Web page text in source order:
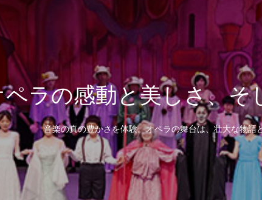
ペラの感動と美しさ、そ
音楽の真の豊かさを体験。オペラの舞台は、壮大な物